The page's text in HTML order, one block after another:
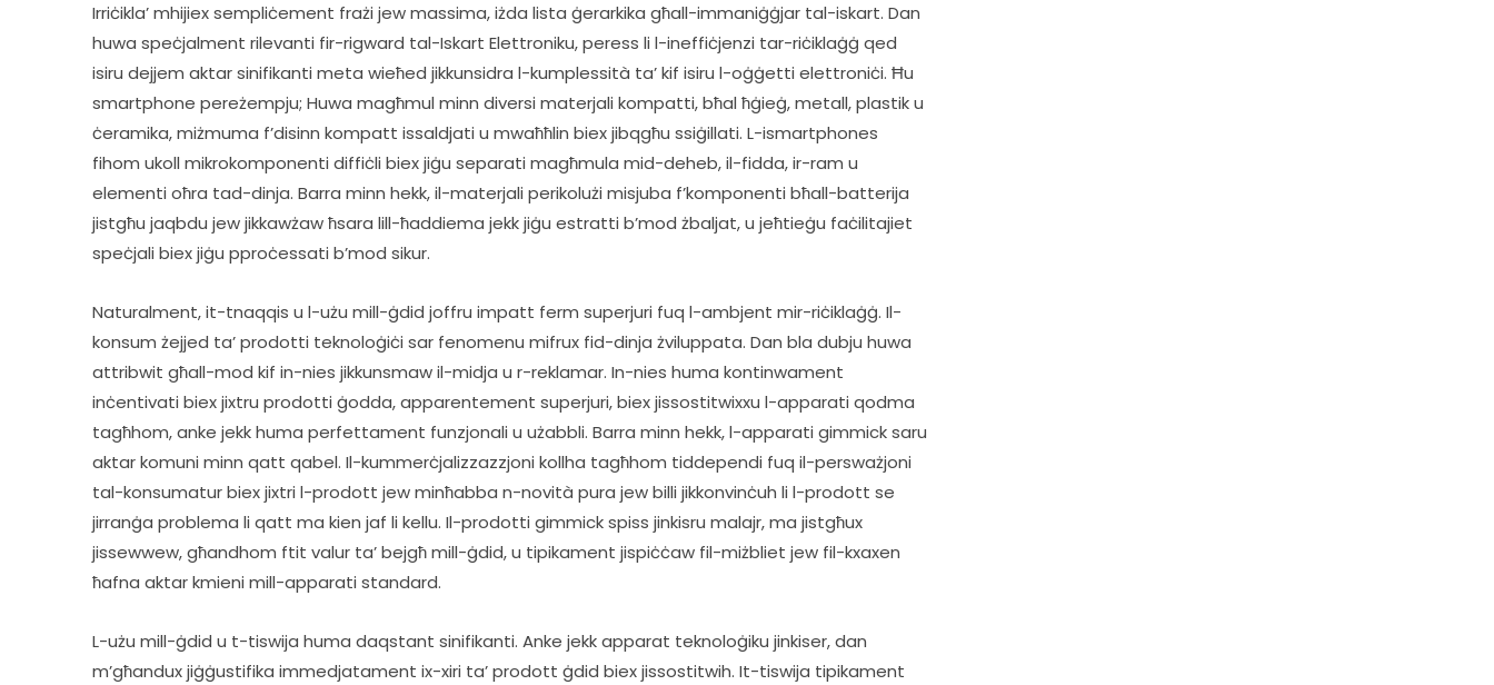
Irriċikla’ mhijiex sempliċement frażi jew massima, iżda lista ġerarkika għall-immaniġġjar tal-iskart. Dan
huwa speċjalment rilevanti fir-rigward tal-Iskart Elettroniku, peress li l-ineffiċjenzi tar-riċiklaġġ qed
isiru dejjem aktar sinifikanti meta wieħed jikkunsidra l-kumplessità ta’ kif isiru l-oġġetti elettroniċi. Ħu
smartphone pereżempju; Huwa magħmul minn diversi materjali kompatti, bħal ħġieġ, metall, plastik u
ċeramika, miżmuma f’disinn kompatt issaldjati u mwaħħlin biex jibqgħu ssiġillati. L-ismartphones
fihom ukoll mikrokomponenti diffiċli biex jiġu separati magħmula mid-deheb, il-fidda, ir-ram u
elementi oħra tad-dinja. Barra minn hekk, il-materjali perikolużi misjuba f’komponenti bħall-batterija
jistgħu jaqbdu jew jikkawżaw ħsara lill-ħaddiema jekk jiġu estratti b’mod żbaljat, u jeħtieġu faċilitajiet
speċjali biex jiġu pproċessati b’mod sikur.
Naturalment, it-tnaqqis u l-użu mill-ġdid joffru impatt ferm superjuri fuq l-ambjent mir-riċiklaġġ. Il-
konsum żejjed ta’ prodotti teknoloġiċi sar fenomenu mifrux fid-dinja żviluppata. Dan bla dubju huwa
attribwit għall-mod kif in-nies jikkunsmaw il-midja u r-reklamar. In-nies huma kontinwament
inċentivati ​​biex jixtru prodotti ġodda, apparentement superjuri, biex jissostitwixxu l-apparati qodma
tagħhom, anke jekk huma perfettament funzjonali u użabbli. Barra minn hekk, l-apparati gimmick saru
aktar komuni minn qatt qabel. Il-kummerċjalizzazzjoni kollha tagħhom tiddependi fuq il-persważjoni
tal-konsumatur biex jixtri l-prodott jew minħabba n-novità pura jew billi jikkonvinċuh li l-prodott se
jirranġa problema li qatt ma kien jaf li kellu. Il-prodotti gimmick spiss jinkisru malajr, ma jistgħux
jissewwew, għandhom ftit valur ta’ bejgħ mill-ġdid, u tipikament jispiċċaw fil-miżbliet jew fil-kxaxen
ħafna aktar kmieni mill-apparati standard.
L-użu mill-ġdid u t-tiswija huma daqstant sinifikanti. Anke jekk apparat teknoloġiku jinkiser, dan
m’għandux jiġġustifika immedjatament ix-xiri ta’ prodott ġdid biex jissostitwih. It-tiswija tipikament